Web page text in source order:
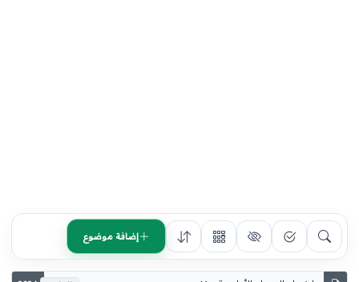
إضافة موضوع